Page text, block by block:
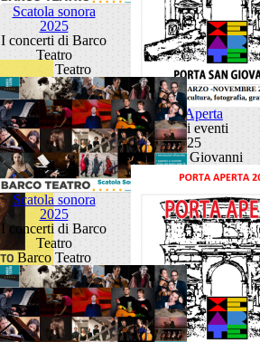
Scatola sonora
2025
I concerti di Barco
Teatro
Barco Teatro
Porta Aperta
Ciclo di eventi
2025
Porta San Giovanni
Scatola sonora
2025
I concerti di Barco
Teatro
Barco Teatro